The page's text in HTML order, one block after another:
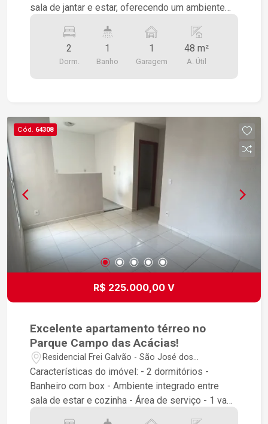
sala de jantar e estar, oferecendo um ambiente
alguns itens de lazer e conveniência, como: -
Salão de festas - Minimercado OKEO -
Playground para crianças - Quadra poli esportiva
para acessar o apartamento. Uma ótima opção
para quem busca praticidade, segurança e lazer
2
Dorm.
1
Banho
1
Garagem
48 m²
A. Útil
Cód. 64308
R$ 225.000,00 V
Excelente apartamento térreo no
Parque Campo das Acácias!
Residencial Frei Galvão - São José dos
Campos/SP
Características do imóvel: - 2 dormitórios -
Banheiro com box - Ambiente integrado entre
sala de estar e cozinha - Área de serviço - 1 vaga